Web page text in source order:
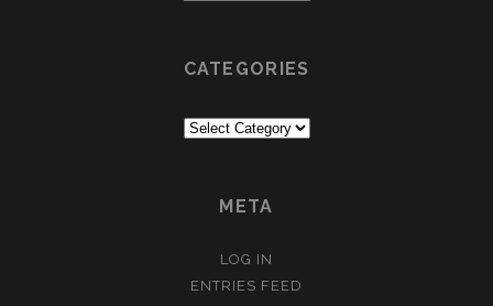
CATEGORIES
META
LOG IN
ENTRIES FEED